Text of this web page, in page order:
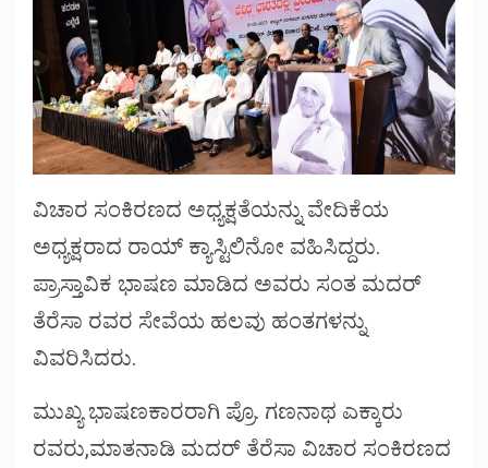
ವಿಚಾರ ಸಂಕಿರಣದ ಅಧ್ಯಕ್ಷತೆಯನ್ನು ವೇದಿಕೆಯ
ಅಧ್ಯಕ್ಷರಾದ ರಾಯ್ ಕ್ಯಾಸ್ಟಿಲಿನೋ ವಹಿಸಿದ್ದರು.
ಪ್ರಾಸ್ತಾವಿಕ ಭಾಷಣ ಮಾಡಿದ ಅವರು ಸಂತ ಮದರ್
ತೆರೆಸಾ ರವರ ಸೇವೆಯ ಹಲವು ಹಂತಗಳನ್ನು
ವಿವರಿಸಿದರು.
ಮುಖ್ಯ ಭಾಷಣಕಾರರಾಗಿ ಪ್ರೊ. ಗಣನಾಥ ಎಕ್ಕಾರು
ರವರು,ಮಾತನಾಡಿ ಮದರ್ ತೆರೆಸಾ ವಿಚಾರ ಸಂಕಿರಣದ